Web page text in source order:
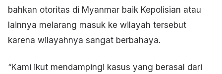
bahkan otoritas di Myanmar baik Kepolisian atau
lainnya melarang masuk ke wilayah tersebut
karena wilayahnya sangat berbahaya.
“Kami ikut mendampingi kasus yang berasal dari